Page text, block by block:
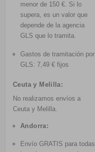
menor de 150 €. Si lo
supera, es un valor que
depende de la agencia
GLS que lo tramita.
Gastos de tramitación por
GLS: 7,49 € fijos
Ceuta y Melilla:
No realizamos envíos a
Ceuta y Melilla.
Andorra:
Envío GRATIS para todas